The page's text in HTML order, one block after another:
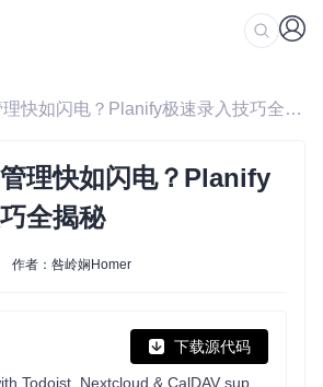
/ 如何让任务管理快如闪电？Planify极速录入技巧全揭秘
理快如闪电？Planify
全揭秘
作者：咎岭娴Homer
下载源代码